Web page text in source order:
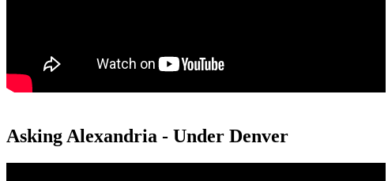
Asking Alexandria - Under Denver